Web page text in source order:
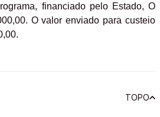
financiado pelo Estado, O
O valor enviado para custeio
TOPO